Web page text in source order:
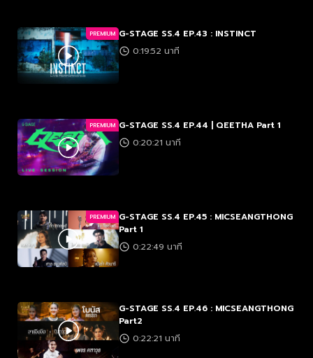
PREMIUM G-STAGE SS.4 EP.43 : INSTINCT
0:19:52 นาที
PREMIUM G-STAGE SS.4 EP.44 | QEETHA Part 1
0:20:21 นาที
PREMIUM G-STAGE SS.4 EP.45 : MICSEANGTHONG
Part 1
0:22:49 นาที
G-STAGE SS.4 EP.46 : MICSEANGTHONG
Part2
0:22:21 นาที